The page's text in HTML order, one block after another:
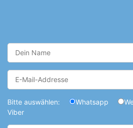
Bitte auswählen: Whatsapp
Viber